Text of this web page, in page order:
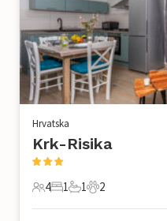
Hrvatska
Krk-Risika
4 Gosti
4
1 Spavaća soba
1
1 Kupaonica
1
2 Kućni ljubimac
2